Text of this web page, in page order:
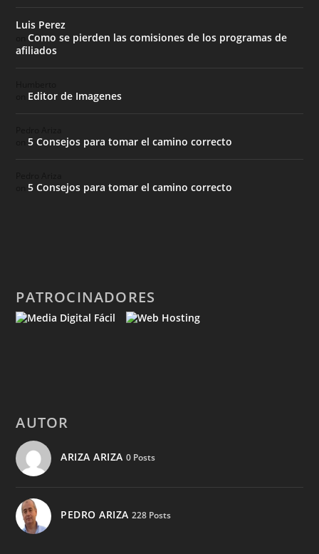
Luis Perez
onComo se pierden las comisiones de los programas de
afiliados
Editor de Imagenes
on5 Consejos para tomar el camino correcto
on5 Consejos para tomar el camino correcto
PATROCINADORES
AUTOR
ARIZA ARIZA 0 Posts
PEDRO ARIZA 228 Posts